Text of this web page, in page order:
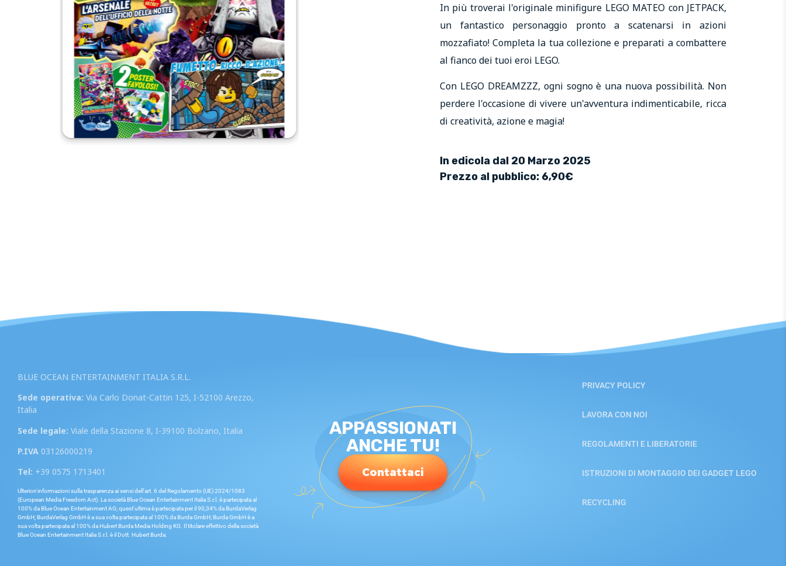
In più troverai l'originale minifigure LEGO MATEO con JETPACK,
un fantastico personaggio pronto a scatenarsi in azioni
mozzafiato! Completa la tua collezione e preparati a combattere
al fianco dei tuoi eroi LEGO.
Con LEGO DREAMZZZ, ogni sogno è una nuova possibilità. Non
perdere l'occasione di vivere un'avventura indimenticabile, ricca
di creatività, azione e magia!
In edicola dal 20 Marzo 2025
Prezzo al pubblico: 6,90€
BLUE OCEAN ENTERTAINMENT ITALIA S.R.L.
Sede operativa: Via Carlo Donat-Cattin 125, I-52100 Arezzo,
Italia
Sede legale: Viale della Stazione 8, I-39100 Bolzano, Italia
P.IVA 03126000219
Tel: +39 0575 1713401
Ulteriori informazioni sulla trasparenza ai sensi dell’art. 6 del Regolamento (UE) 2024/1083
(European Media Freedom Act). La società Blue Ocean Entertainment Italia S.r.l. è partecipata al
100% da Blue Ocean Entertainment AG; quest’ultima è partecipata per il 90,34% da BurdaVerlag
GmbH; BurdaVerlag GmbH è a sua volta partecipata al 100% da Burda GmbH; Burda GmbH è a
sua volta partecipata al 100% da Hubert Burda Media Holding KG. Il titolare effettivo della società
Blue Ocean Entertainment Italia S.r.l. è il Dott. Hubert Burda.
APPASSIONATI
ANCHE TU!
Contattaci
PRIVACY POLICY
LAVORA CON NOI
REGOLAMENTI E LIBERATORIE
ISTRUZIONI DI MONTAGGIO DEI GADGET LEGO
RECYCLING